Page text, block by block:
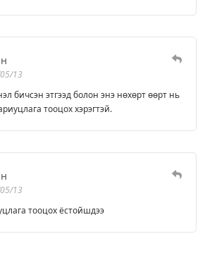
13
бичсэн этгээд болон энэ нөхөрт өөрт нь
тооцох хэрэгтэй.
13
тооцох ёстойшдээ